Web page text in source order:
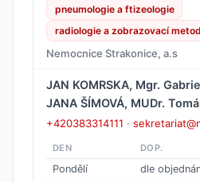
pneumologie a ftizeologie
radiologie a zobrazovací
Nemocnice Strakonice, a.s
JAN KOMRSKA, Mgr.
JANA ŠÍMOVÁ, MUDr.
+420383314111 ·
DEN DOP.
Pondělí
dle